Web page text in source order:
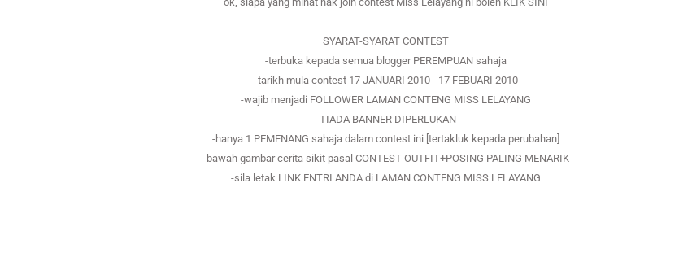
SYARAT-SYARAT CONTEST
-terbuka kepada semua blogger PEREMPUAN sahaja
-tarikh mula contest 17 JANUARI 2010 - 17 FEBUARI 2010
-wajib menjadi FOLLOWER LAMAN CONTENG MISS LELAYANG
-TIADA BANNER DIPERLUKAN
-hanya 1 PEMENANG sahaja dalam contest ini [tertakluk kepada perubahan]
-bawah gambar cerita sikit pasal CONTEST OUTFIT+POSING PALING MENARIK
-sila letak LINK ENTRI ANDA di LAMAN CONTENG MISS LELAYANG